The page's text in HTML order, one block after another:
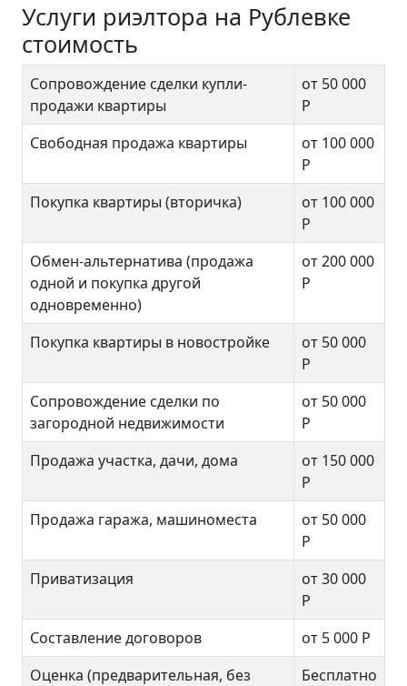
Услуги риэлтора на Рублевке
стоимость
Сопровождение сделки купли-
продажи квартиры
от 50 000
Р
Свободная продажа квартиры
от 100 000
Р
Покупка квартиры (вторичка)
от 100 000
Р
Обмен-альтернатива (продажа
одной и покупка другой
одновременно)
от 200 000
Р
Покупка квартиры в новостройке
от 50 000
Р
Сопровождение сделки по
загородной недвижимости
от 50 000
Р
Продажа участка, дачи, дома
от 150 000
Р
Продажа гаража, машиноместа
от 50 000
Р
Приватизация
от 30 000
Р
Составление договоров
от 5 000 Р
Оценка (предварительная, без
Бесплатно